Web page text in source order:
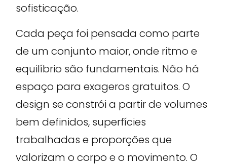
sofisticação.
Cada peça foi pensada como parte
de um conjunto maior, onde ritmo e
equilíbrio são fundamentais. Não há
espaço para exageros gratuitos. O
design se constrói a partir de volumes
bem definidos, superfícies
trabalhadas e proporções que
valorizam o corpo e o movimento. O